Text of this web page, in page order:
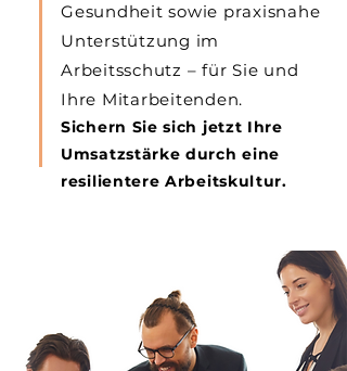
Gesundheit sowie praxisnahe
Unterstützung im
Arbeitsschutz – für Sie und
Ihre Mitarbeitenden.
Sichern Sie sich jetzt Ihre
Umsatzstärke durch eine
resilientere Arbeitskultur.